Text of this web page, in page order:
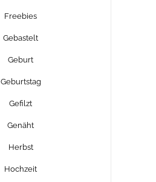
Freebies
Gebastelt
Geburt
Geburtstag
Gefilzt
Genäht
Herbst
Hochzeit